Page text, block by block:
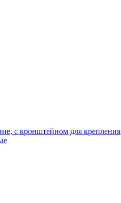
с кронштейном для крепления